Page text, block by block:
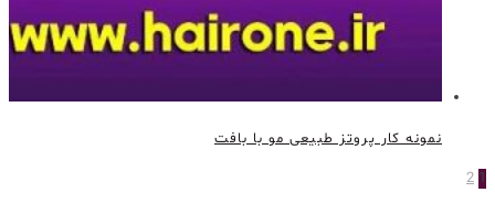
نمونه کار پروتز طبیعی مو با بافت
1
2